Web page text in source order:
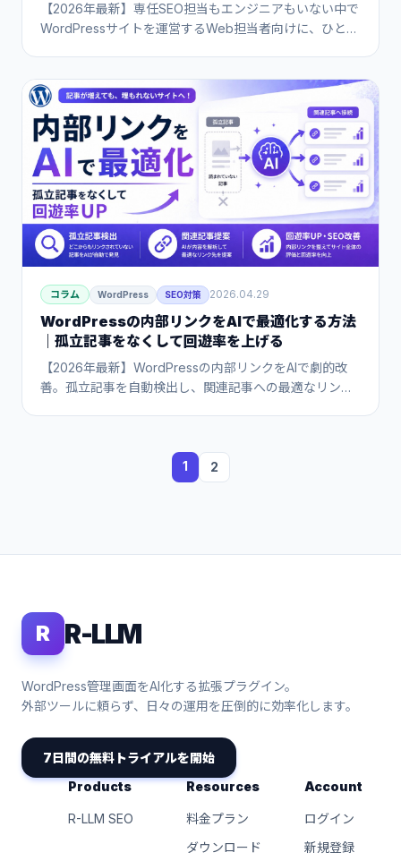
【2026年最新】専任SEO担当もエンジニアもいない中で
WordPressサイトを運営するWeb担当者向けに、ひとり
する手順と優先順位を紹介します。
コラム WordPress SEO対策 2026.04.29
WordPressの内部リンクをAIで最適化する方法
｜孤立記事をなくして回遊率を上げる
【2026年最新】WordPressの内部リンクをAIで劇的改
善。孤立記事を自動検出し、関連記事への最適なリンク
1
2
R R-LLM
WordPress管理画面をAI化する拡張プラグイン。
外部ツールに頼らず、日々の運用を圧倒的に効率化します。
7日間の無料トライアルを開始
Products
R-LLM SEO
Resources
料金プラン
ダウンロード
Account
ログイン
新規登録